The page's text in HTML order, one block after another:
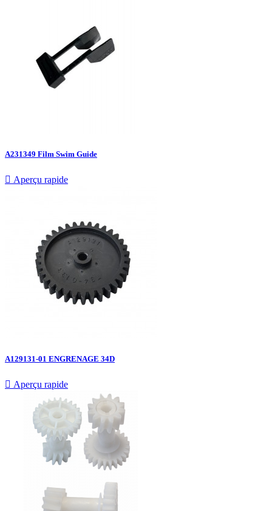
A231349 Film Swim Guide
 Aperçu rapide
A129131-01 ENGRENAGE 34D
 Aperçu rapide